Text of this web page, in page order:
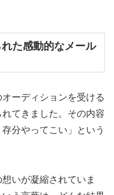
た感動的なメール
ーディションを受ける
てきました。その内容
分やってこい」という
いが凝縮されていま